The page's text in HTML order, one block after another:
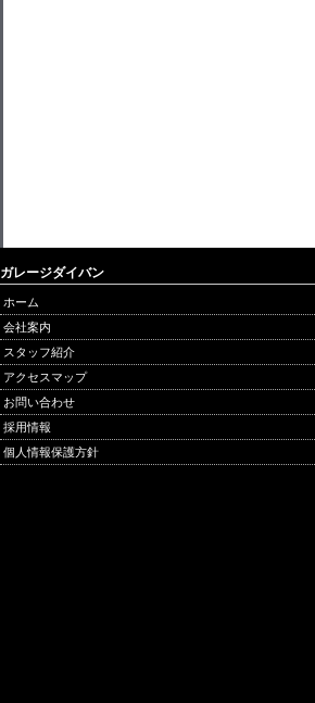
ガレージダイバン
ホーム
会社案内
スタッフ紹介
アクセスマップ
お問い合わせ
採用情報
個人情報保護方針